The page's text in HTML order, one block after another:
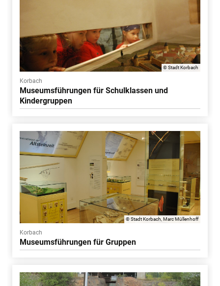
© Stadt Korbach
Korbach
Museumsführungen für Schulklassen und
Kindergruppen
© Stadt Korbach, Marc Müllenhoff
Korbach
Museumsführungen für Gruppen